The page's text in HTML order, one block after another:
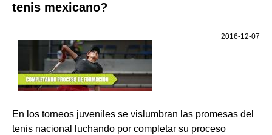
tenis mexicano?
2016-12-07
En los torneos juveniles se vislumbran las promesas del
tenis nacional luchando por completar su proceso